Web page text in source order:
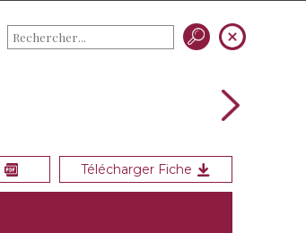
Télécharger Fiche